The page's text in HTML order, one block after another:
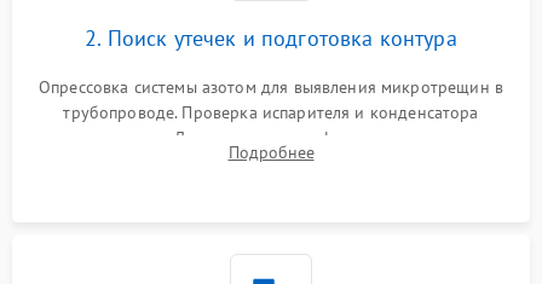
2. Поиск утечек и подготовка контура
Опрессовка системы азотом для выявления микротрещин в
трубопроводе. Проверка испарителя и конденсатора
течеискателем. Демонтаж старого фильтра-осушителя и
продувка капиллярной трубки для устранения засоров.
Подробнее